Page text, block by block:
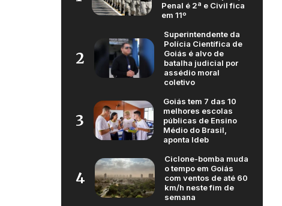
Penal é 2ª e Civil fica
em 11º
2
Superintendente da
Polícia Científica de
Goiás é alvo de
batalha judicial por
assédio moral
coletivo
3
Goiás tem 7 das 10
melhores escolas
públicas de Ensino
Médio do Brasil,
aponta Ideb
4
Ciclone-bomba muda
o tempo em Goiás
com ventos de até 60
km/h neste fim de
semana